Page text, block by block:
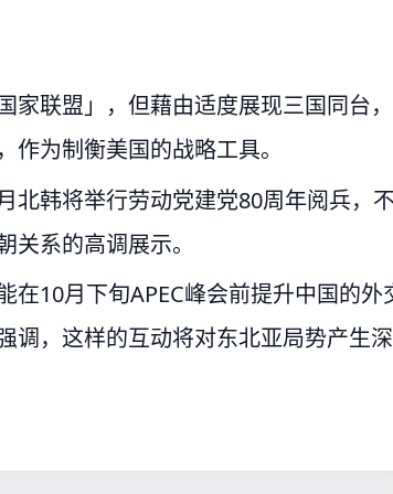
联盟」，但藉由适度展现三国同台，
为制衡美国的战略工具。
北韩将举行劳动党建党80周年阅兵，
系的高调展示。
10月下旬APEC峰会前提升中国的外
调，这样的互动将对东北亚局势产生深